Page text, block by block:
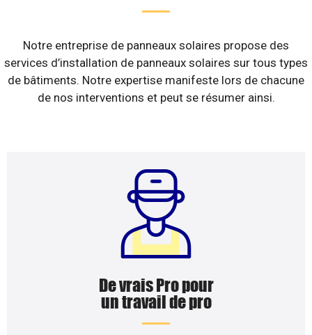
Notre entreprise de panneaux solaires propose des
services d’installation de panneaux solaires sur tous types
de bâtiments. Notre expertise manifeste lors de chacune
de nos interventions et peut se résumer ainsi.
De vrais Pro pour
un travail de pro